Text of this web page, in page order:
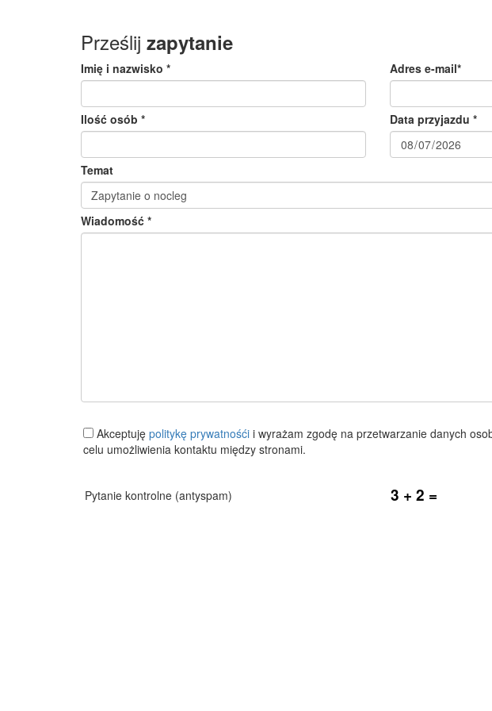
Prześlij zapytanie
Imię i nazwisko * Adres e-mail*
Ilość osób * Data przyjazdu *
Temat
Wiadomość *
Akceptuję politykę prywatnośći i wyrażam zgodę na przetwarzanie danych
celu umożliwienia kontaktu między stronami.
Pytanie kontrolne (antyspam) 3 + 2 =